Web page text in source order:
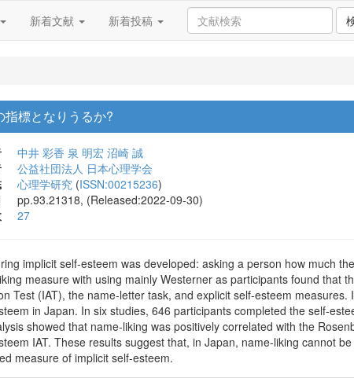
新着文献 新着投稿
標となりうるか?
中井 彩香 泉 明宏 沼崎 誠
公益社団法人 日本心理学会
心理学研究 (ISSN:00215236)
pp.93.21318, (Released:2022-09-30)
27
implicit self-esteem was developed: asking a person how much
measure with using mainly Westerner as participants found that
Test (IAT), the name-letter task, and explicit self-esteem
in Japan. In six studies, 646 participants completed the self-
showed that name-liking was positively correlated with the
IAT. These results suggest that, in Japan, name-liking cannot
measure of implicit self-esteem.